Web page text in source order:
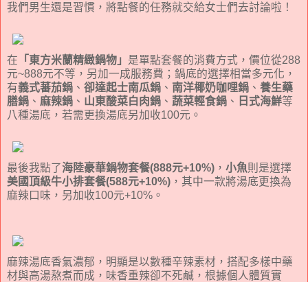
我們男生還是習慣，將點餐的任務就交給女士們去討論啦！
在 「東方米蘭精緻鍋物」 是單點套餐的消費方式，價位從288
元~888元不等，另加一成服務費；鍋底的選擇相當多元化，
有義式蕃茄鍋 、 卻達起士南瓜鍋 、 南洋椰奶咖哩鍋 、 養生藥
膳鍋 、 麻辣鍋 、 山東酸菜白肉鍋 、 蔬菜輕食鍋 、 日式海鮮等
八種湯底，若需更換湯底另加收100元。
最後我點了海陸豪華鍋物套餐(888元+10%) ， 小魚則是選擇
美國頂級牛小排套餐(588元+10%) ，其中一款將湯底更換為
麻辣口味，另加收100元+10%。
麻辣湯底香氣濃郁，明顯是以數種辛辣素材，搭配多樣中藥
材與高湯熬煮而成，味香重辣卻不死鹹，根據個人體質實